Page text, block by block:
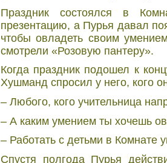
Праздник состоялся в
презентацию, а Пурья давал
чтобы овладеть своим
смотрели «Розовую пантеру».
Когда праздник подошел к
Хушманд спросил у него, кого
– Любого, кого учительница
– А каким умением ты хочешь
– Работать с детьми в Комнате
Спустя полгода Пурья